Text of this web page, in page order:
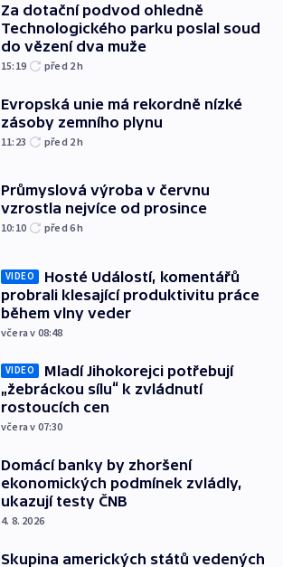
Za dotační podvod ohledně
Technologického parku poslal soud
do vězení dva muže
15:19 před 2h
Evropská unie má rekordně nízké
zásoby zemního plynu
11:23 před 2h
Průmyslová výroba v červnu
vzrostla nejvíce od prosince
10:10 před 6h
VIDEO
Hosté Událostí, komentářů
probrali klesající produktivitu práce
během vlny veder
včera v 08:48
VIDEO
Mladí Jihokorejci potřebují
„žebráckou sílu“ k zvládnutí
rostoucích cen
včera v 07:30
Domácí banky by zhoršení
ekonomických podmínek zvládly,
ukazují testy ČNB
4. 8. 2026
Skupina amerických států vedených